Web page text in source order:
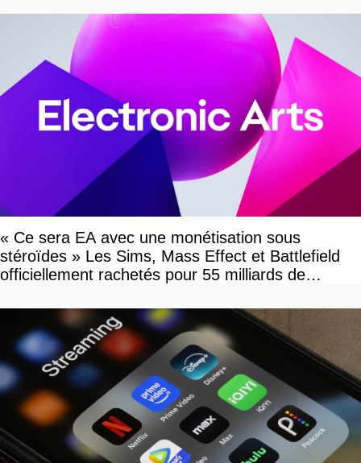
« Ce sera EA avec une monétisation sous
stéroïdes » Les Sims, Mass Effect et Battlefield
officiellement rachetés pour 55 milliards de